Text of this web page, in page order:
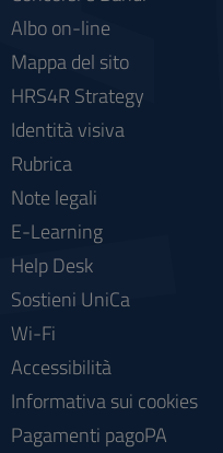
Albo on-line
Mappa del sito
HRS4R Strategy
Identità visiva
Rubrica
Note legali
E-Learning
Help Desk
Sostieni UniCa
Wi-Fi
Accessibilità
Informativa sui cookies
Pagamenti pagoPA